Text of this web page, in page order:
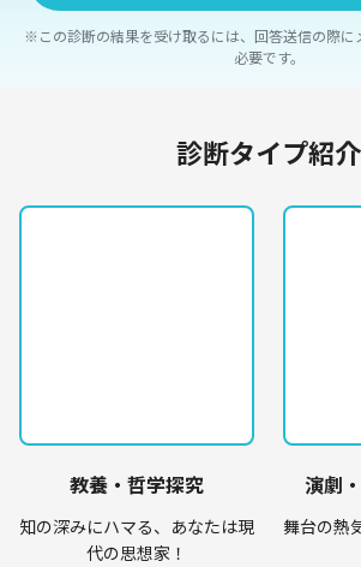
※この診断の結果を受け取るには、回答送信の際に
必要です。
診断タイプ紹介
教養・哲学探究
知の深みにハマる、あなたは現
代の思想家！
演劇
舞台の熱